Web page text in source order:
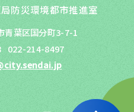
防災環境都市推進室
青葉区国分町3-7-1
022-214-8497